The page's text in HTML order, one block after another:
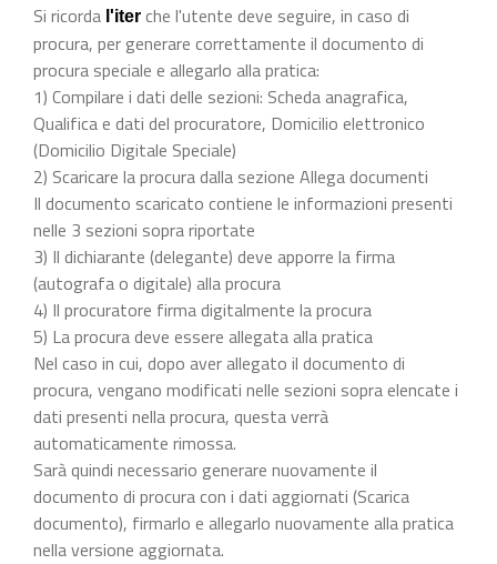
Si ricorda l'iter che l'utente deve seguire, in caso di
procura, per generare correttamente il documento di
procura speciale e allegarlo alla pratica:
1) Compilare i dati delle sezioni: Scheda anagrafica,
Qualifica e dati del procuratore, Domicilio elettronico
(Domicilio Digitale Speciale)
2) Scaricare la procura dalla sezione Allega documenti
Il documento scaricato contiene le informazioni presenti
nelle 3 sezioni sopra riportate
3) Il dichiarante (delegante) deve apporre la firma
(autografa o digitale) alla procura
4) Il procuratore firma digitalmente la procura
5) La procura deve essere allegata alla pratica
Nel caso in cui, dopo aver allegato il documento di
procura, vengano modificati nelle sezioni sopra elencate i
dati presenti nella procura, questa verrà
automaticamente rimossa.
Sarà quindi necessario generare nuovamente il
documento di procura con i dati aggiornati (Scarica
documento), firmarlo e allegarlo nuovamente alla pratica
nella versione aggiornata.